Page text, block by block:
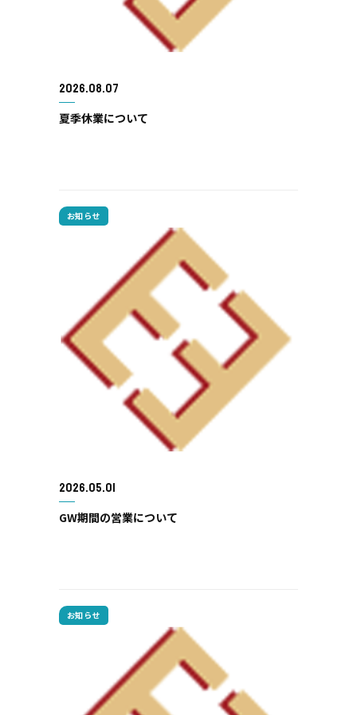
2026.08.07
夏季休業について
お知らせ
2026.05.01
GW期間の営業について
お知らせ